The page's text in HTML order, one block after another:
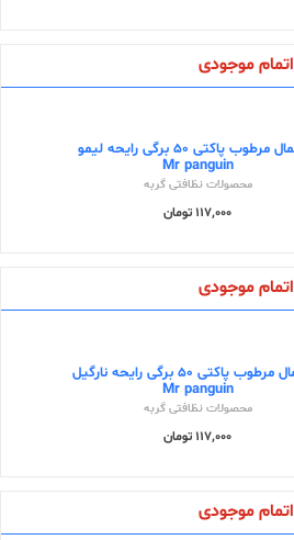
اتمام موجودی
دستمال مرطوب پاکتی 50 برگی رایحه لیمو
Mr panguin
محصولات نظافتی گربه
117,000 تومان
اتمام موجودی
دستمال مرطوب پاکتی 50 برگی رایحه نارگیل
Mr panguin
محصولات نظافتی گربه
117,000 تومان
اتمام موجودی